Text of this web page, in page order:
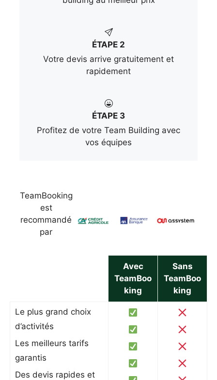
ÉTAPE 2
Votre devis arrive gratuitement et
rapidement
ÉTAPE 3
Profitez de votre Team Building avec
vos équipes
TeamBooking
est
recommandé
par
Avec
TeamBoo
king
Sans
TeamBoo
king
Le plus grand choix
d’activités
Les meilleurs tarifs
garantis
Des devis rapides et